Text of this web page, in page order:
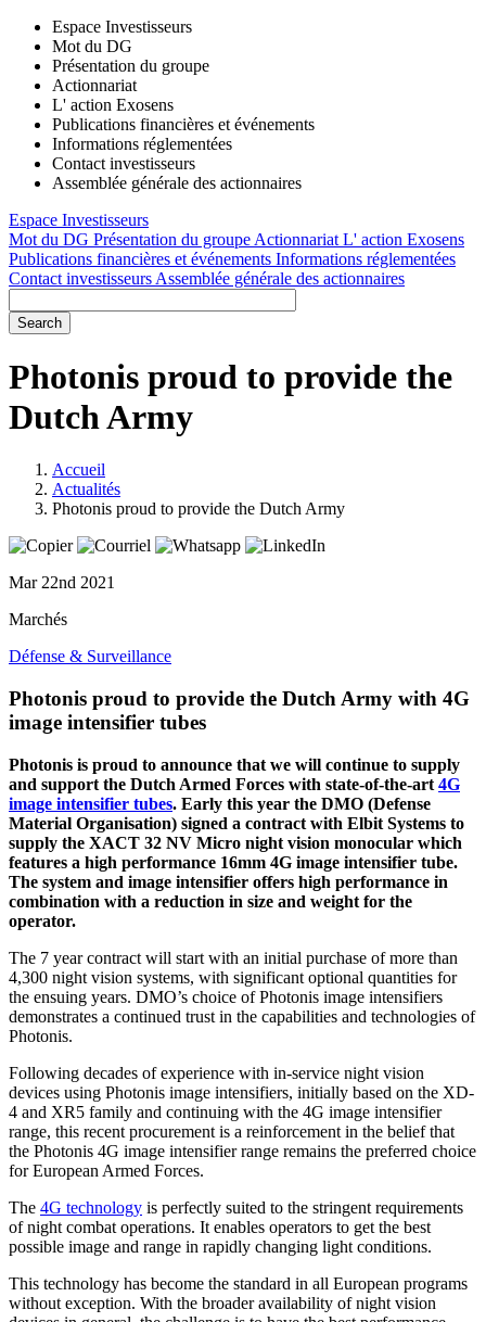
Espace Investisseurs
Mot du DG
Présentation du groupe
Actionnariat
L' action Exosens
Publications financières et événements
Informations réglementées
Contact investisseurs
Assemblée générale des actionnaires
Espace Investisseurs
Mot du DG Présentation du groupe Actionnariat L' action Exosens
Publications financières et événements Informations réglementées
Contact investisseurs Assemblée générale des actionnaires
Photonis proud to provide the
Dutch Army
Accueil
Actualités
Photonis proud to provide the Dutch Army
Mar 22nd 2021
Marchés
Défense & Surveillance
Photonis proud to provide the Dutch Army with 4G
image intensifier tubes
Photonis is proud to announce that we will continue to supply
and support the Dutch Armed Forces with state-of-the-art 4G
image intensifier tubes. Early this year the DMO (Defense
Material Organisation) signed a contract with Elbit Systems to
supply the XACT 32 NV Micro night vision monocular which
features a high performance 16mm 4G image intensifier tube.
The system and image intensifier offers high performance in
combination with a reduction in size and weight for the
operator.
The 7 year contract will start with an initial purchase of more than
4,300 night vision systems, with significant optional quantities for
the ensuing years. DMO’s choice of Photonis image intensifiers
demonstrates a continued trust in the capabilities and technologies of
Photonis.
Following decades of experience with in-service night vision
devices using Photonis image intensifiers, initially based on the XD-
4 and XR5 family and continuing with the 4G image intensifier
range, this recent procurement is a reinforcement in the belief that
the Photonis 4G image intensifier range remains the preferred choice
for European Armed Forces.
The 4G technology is perfectly suited to the stringent requirements
of night combat operations. It enables operators to get the best
possible image and range in rapidly changing light conditions.
This technology has become the standard in all European programs
without exception. With the broader availability of night vision